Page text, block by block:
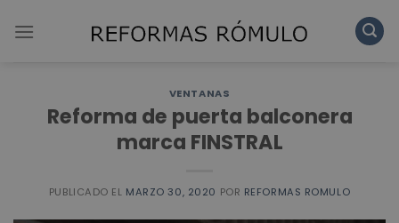
VENTANAS
Reforma de puerta balconera
marca FINSTRAL
PUBLICADO EL MARZO 30, 2020 POR REFORMAS ROMULO